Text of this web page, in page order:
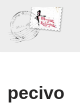
Skoči
na
pecivo